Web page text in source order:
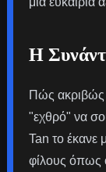
Η
Πώς ακριβώς
"εχθρό" να
Tan το έκανε
φίλους όπως